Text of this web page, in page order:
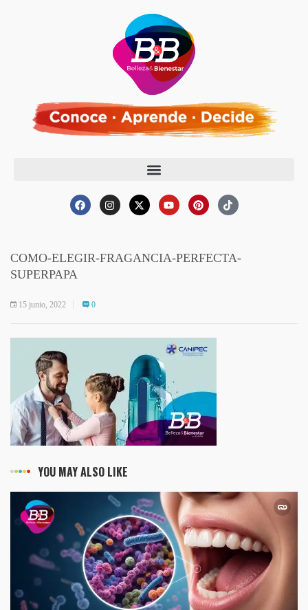
COMO-ELEGIR-FRAGANCIA-PERFECTA-
SUPERPAPA
15 junio, 2022 0
YOU MAY ALSO LIKE